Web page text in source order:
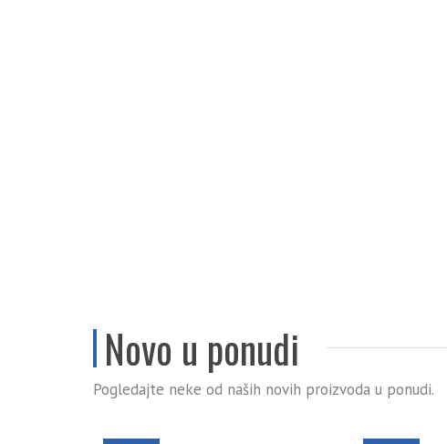
Novo u ponudi
Pogledajte neke od naših novih proizvoda u ponudi.